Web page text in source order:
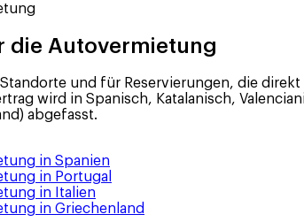
die Autovermietung
und für Reservierungen, die
wird in Spanisch, Katalanisch,
abgefasst.
in Spanien
in Portugal
in Italien
in Griechenland